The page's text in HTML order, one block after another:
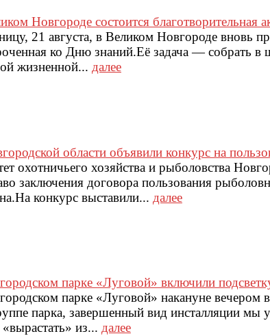
Новгороде состоится благотворительная
21 августа, в Великом Новгороде вновь
ко Дню знаний.Её задача — собрать в
жизненной... далее
области объявили конкурс на
охотничьего хозяйства и рыболовства
заключения договора пользования
конкурс выставили... далее
парке «Луговой» включили
парке «Луговой» накануне вечером
парка, завершенный вид инсталляции мы
из... далее